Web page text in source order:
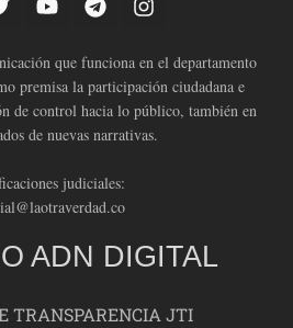
que funciona en el departamento
premisa la participación ciudadana e
de control hacia lo público, también en
de nuevas narrativas.
judiciales:
ADN DIGITAL
TRANSPARENCIA JTI